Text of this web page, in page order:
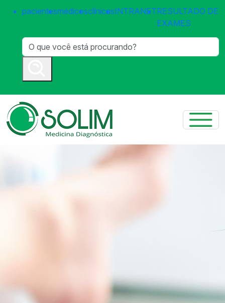
pacientesmédicosclínicasINTRANETRESULTADO DE
EXAMES